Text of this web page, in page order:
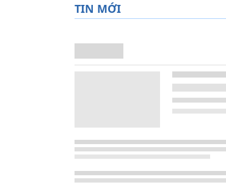
TIN MỚI